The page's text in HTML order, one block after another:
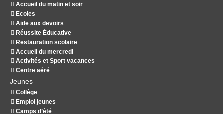
Accueil du matin et soir
Ecoles
Aide aux devoirs
Réussite Éducative
Restauration scolaire
Accueil du mercredi
Activités et Sport vacances
Centre aéré
Jeunes
Collège
Emploi jeunes
Camps d’été